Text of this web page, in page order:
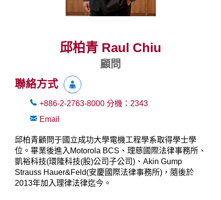
邱柏青 Raul Chiu
顧問
聯絡方式
+886-2-2763-8000 分機： 2343
Email
邱柏青顧問于國立成功大學電機工程學系取得學士學
位。畢業後進入Motorola BCS、理慈國際法律事務所、
凱裕科技(環隆科技(股)公司子公司)、Akin Gump
Strauss Hauer&Feld(安慶國際法律事務所)，隨後於
2013年加入理律法律迄今。